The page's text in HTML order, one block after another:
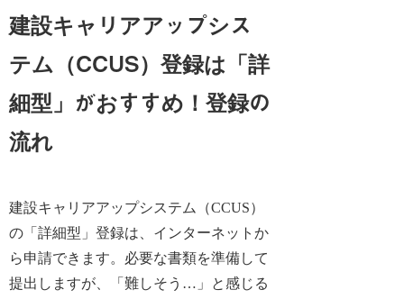
建設キャリアアップシス
テム（CCUS）登録は「詳
細型」がおすすめ！登録の
流れ
建設キャリアアップシステム（CCUS）
の「詳細型」登録は、インターネットか
ら申請できます。必要な書類を準備して
提出しますが、「難しそう…」と感じる